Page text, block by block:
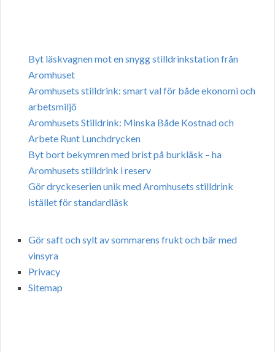
Byt läskvagnen mot en snygg stilldrinkstation från
Aromhuset
Aromhusets stilldrink: smart val för både ekonomi och
arbetsmiljö
Aromhusets Stilldrink: Minska Både Kostnad och
Arbete Runt Lunchdrycken
Byt bort bekymren med brist på burkläsk – ha
Aromhusets stilldrink i reserv
Gör dryckeserien unik med Aromhusets stilldrink
istället för standardläsk
Gör saft och sylt av sommarens frukt och bär med
vinsyra
Privacy
Sitemap